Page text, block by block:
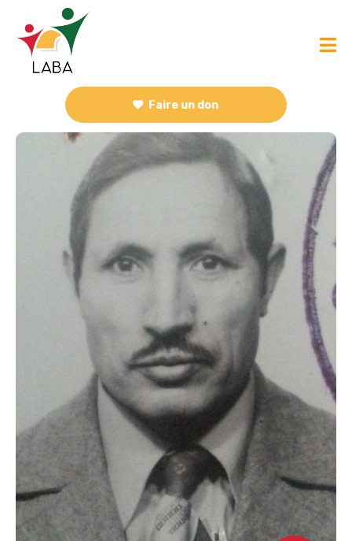
Faire un don